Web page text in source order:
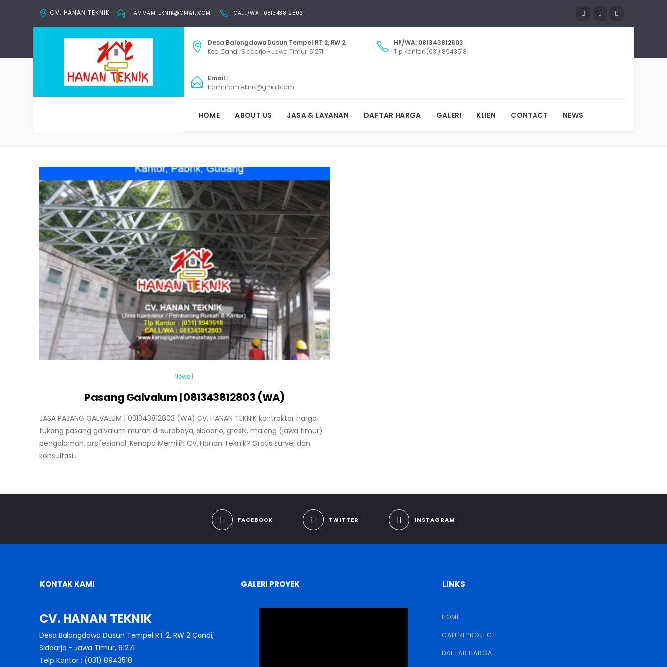
CV. HANAN TEKNIK HAMMAMTEKNIK@GMAIL.COM CALL/WA : 081343812803
Desa Balongdowo Dusun Tempel RT 2, RW 2,
Kec. Candi, Sidoarjo - Jawa Timur, 61271
HP/WA: 081343812803
Tlp Kantor: (031) 8943518
Email :
hammamteknik@gmail.com
HOME ABOUT US JASA & LAYANAN DAFTAR HARGA GALERI KLIEN CONTACT NEWS
PASANG GALVALUM PUTAT JAYA
News |
Pasang Galvalum | 081343812803 (WA)
JASA PASANG GALVALUM | 081343812803 (WA) CV. HANAN TEKNIK kontraktor harga
tukang pasang galvalum murah di surabaya, sidoarjo, gresik, malang (jawa timur)
pengalaman, profesional. Kenapa Memilih CV. Hanan Teknik? Gratis survei dan
konsultasi...
FACEBOOK TWITTER INSTAGRAM
KONTAK KAMI
CV. HANAN TEKNIK
Desa Balongdowo Dusun Tempel RT 2, RW 2 Candi,
Sidoarjo - Jawa Timur, 61271
Telp Kantor : (031) 8943518
GALERI PROYEK LINKS
HOME
GALERI PROJECT
DAFTAR HARGA